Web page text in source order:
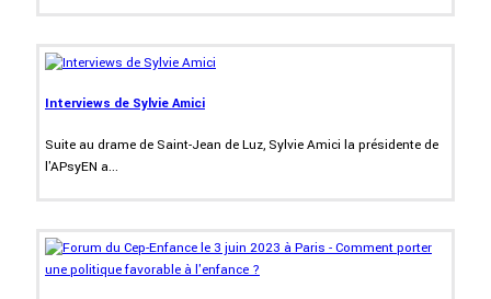
Interviews de Sylvie Amici
Suite au drame de Saint-Jean de Luz, Sylvie Amici la présidente de
l'APsyEN a...